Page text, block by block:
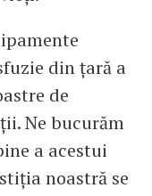
din țară a
de
Ne bucurăm
a acestui
noastră se